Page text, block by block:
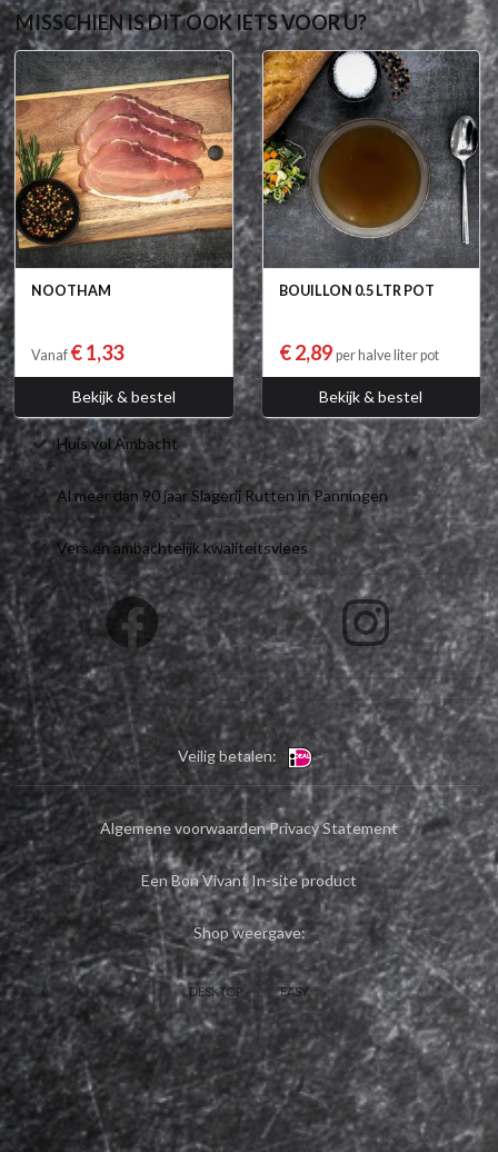
MISSCHIEN IS DIT OOK IETS VOOR U?
NOOTHAM
Vanaf € 1,33
Bekijk & bestel
BOUILLON 0.5 LTR POT
€ 2,89 per halve liter pot
Bekijk & bestel
Huis vol Ambacht
Al meer dan 90 jaar Slagerij Rutten in Panningen
Vers en ambachtelijk kwaliteitsvlees
Veilig betalen:
Algemene voorwaardenPrivacy Statement
Een Bon Vivant In-site product
Shop weergave:
DESKTOP EASY